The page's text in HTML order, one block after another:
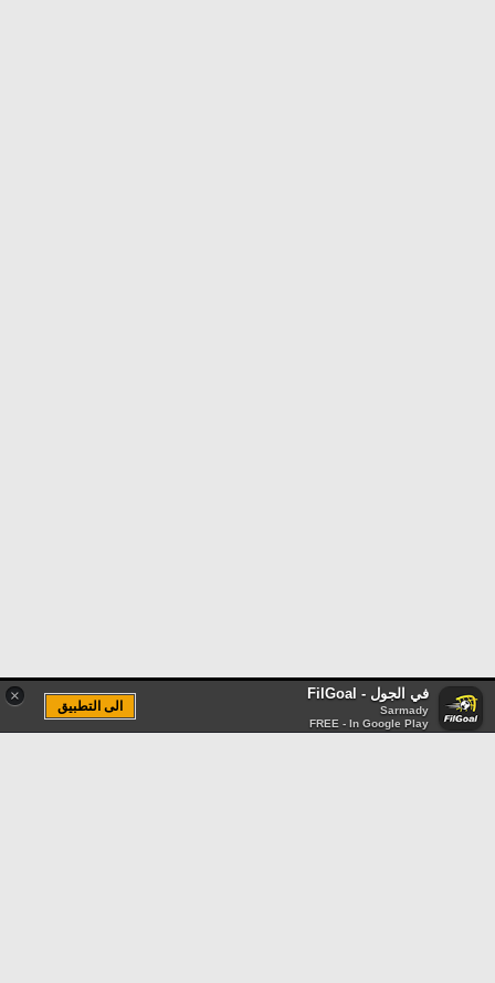
× في الجول - FilGoal
Sarmady
FREE - In Google Play
الى التطبيق